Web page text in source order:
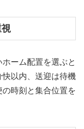
ーム配置を選ぶと
以内、送迎は待機
時刻と集合位置を